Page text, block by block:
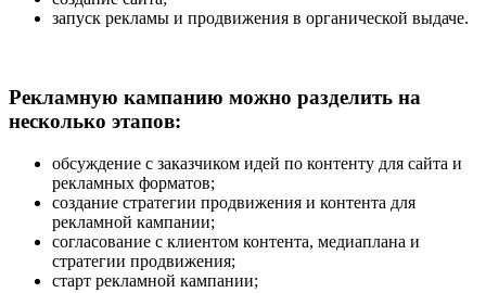
запуск рекламы и продвижения в органической выдаче.
Рекламную кампанию можно разделить на
несколько этапов:
обсуждение с заказчиком идей по контенту для сайта и
рекламных форматов;
создание стратегии продвижения и контента для
рекламной кампании;
согласование с клиентом контента, медиаплана и
стратегии продвижения;
старт рекламной кампании;